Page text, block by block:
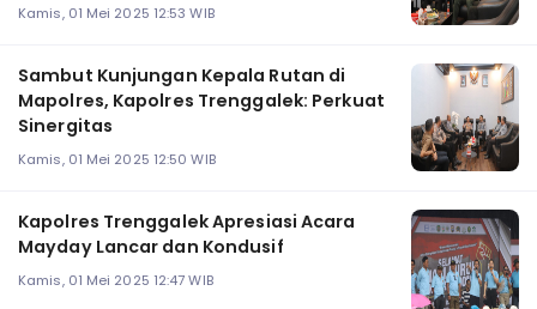
Kamis, 01 Mei 2025 12:53 WIB
Sambut Kunjungan Kepala Rutan di
Mapolres, Kapolres Trenggalek: Perkuat
Sinergitas
Kamis, 01 Mei 2025 12:50 WIB
Kapolres Trenggalek Apresiasi Acara
Mayday Lancar dan Kondusif
Kamis, 01 Mei 2025 12:47 WIB